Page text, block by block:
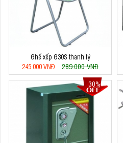
Ghế xếp G30S thanh lý
245.000 VNĐ
289.000 VNĐ
30%